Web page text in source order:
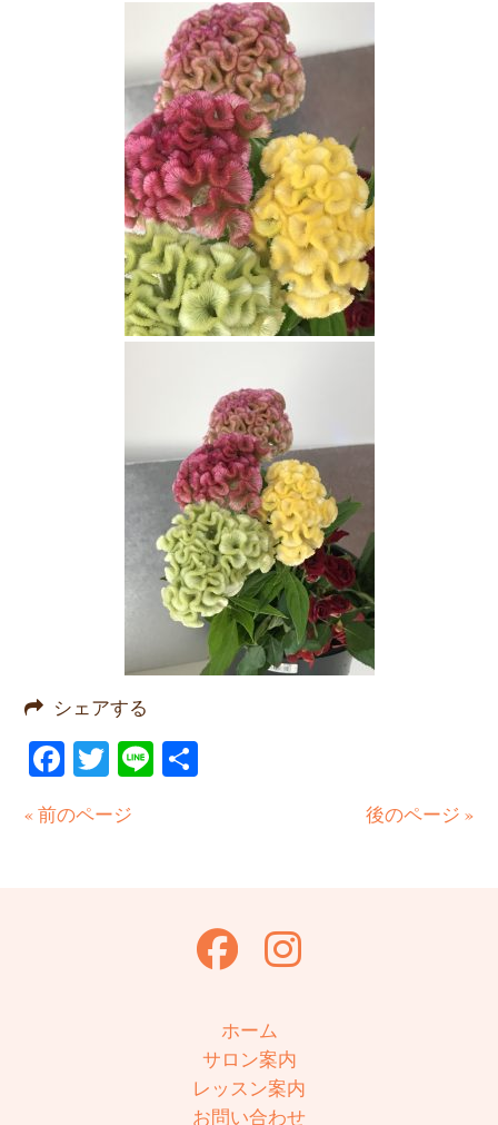
シェアする
Facebook
Twitter
Line
« 前のページ 後のページ »
ホーム
サロン案内
レッスン案内
お問い合わせ